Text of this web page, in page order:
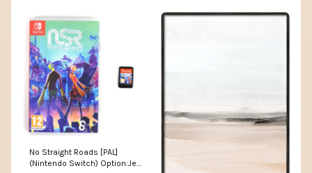
No Straight Roads [PAL]
(Nintendo Switch) Option:Jeu